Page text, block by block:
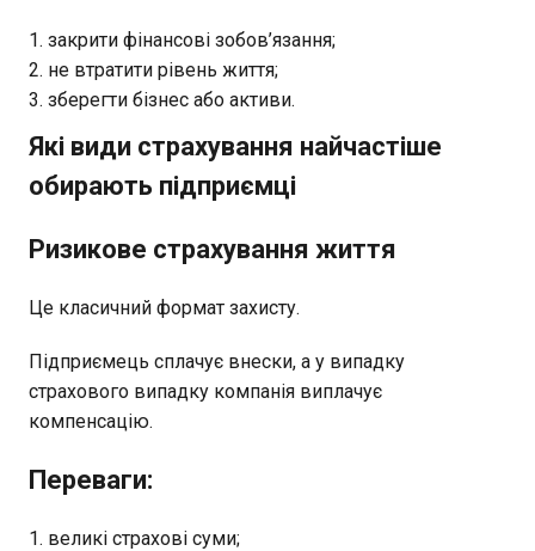
закрити фінансові зобов’язання;
не втратити рівень життя;
зберегти бізнес або активи.
Які види страхування найчастіше
обирають підприємці
Ризикове страхування життя
Це класичний формат захисту.
Підприємець сплачує внески, а у випадку
страхового випадку компанія виплачує
компенсацію.
Переваги:
великі страхові суми;